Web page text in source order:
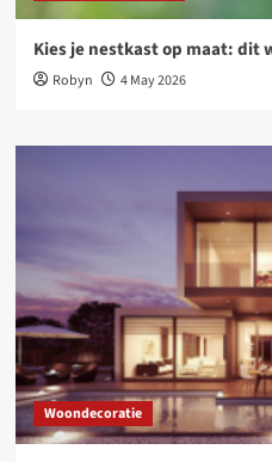
Kies je nestkast op maat: dit
Robyn 4 May 2026
Woondecoratie